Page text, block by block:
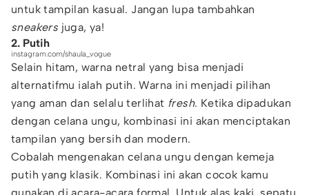
untuk tampilan kasual. Jangan lupa tambahkan
sneakersjuga, ya!
2. Putih
instagram.com/shaula_vogue
Selain hitam, warna netral yang bisa menjadi
alternatifmu ialah putih. Warna ini menjadi pilihan
yang aman dan selalu terlihat fresh. Ketika dipadukan
dengan celana ungu, kombinasi ini akan menciptakan
tampilan yang bersih dan modern.
Cobalah mengenakan celana ungu dengan kemeja
putih yang klasik. Kombinasi ini akan cocok kamu